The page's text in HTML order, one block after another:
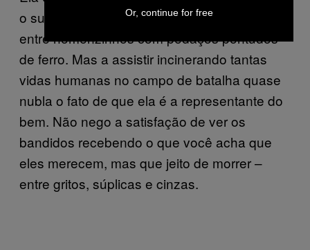
o superpoder de uma força aérea de dragões
entre homenzinhos com pedaços pontudos
de ferro. Mas a assistir incinerando tantas
vidas humanas no campo de batalha quase
nubla o fato de que ela é a representante do
bem. Não nego a satisfação de ver os
bandidos recebendo o que você acha que
eles merecem, mas que jeito de morrer –
entre gritos, súplicas e cinzas.
Or, continue for free